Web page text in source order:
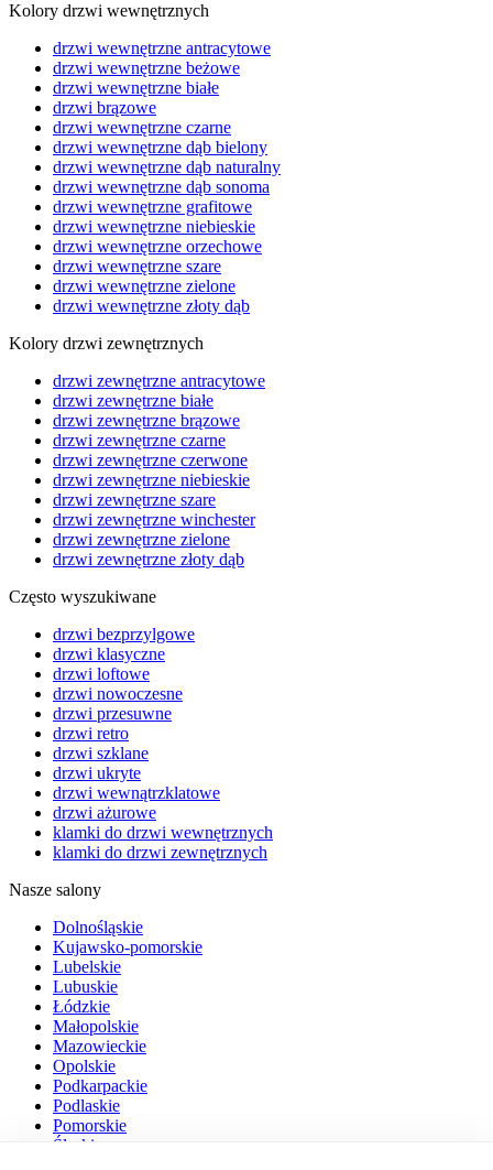
Kolory drzwi wewnętrznych
drzwi wewnętrzne antracytowe
drzwi wewnętrzne beżowe
drzwi wewnętrzne białe
drzwi brązowe
drzwi wewnętrzne czarne
drzwi wewnętrzne dąb bielony
drzwi wewnętrzne dąb naturalny
drzwi wewnętrzne dąb sonoma
drzwi wewnętrzne grafitowe
drzwi wewnętrzne niebieskie
drzwi wewnętrzne orzechowe
drzwi wewnętrzne szare
drzwi wewnętrzne zielone
drzwi wewnętrzne złoty dąb
Kolory drzwi zewnętrznych
drzwi zewnętrzne antracytowe
drzwi zewnętrzne białe
drzwi zewnętrzne brązowe
drzwi zewnętrzne czarne
drzwi zewnętrzne czerwone
drzwi zewnętrzne niebieskie
drzwi zewnętrzne szare
drzwi zewnętrzne winchester
drzwi zewnętrzne zielone
drzwi zewnętrzne złoty dąb
Często wyszukiwane
drzwi bezprzylgowe
drzwi klasyczne
drzwi loftowe
drzwi nowoczesne
drzwi przesuwne
drzwi retro
drzwi szklane
drzwi ukryte
drzwi wewnątrzklatowe
drzwi ażurowe
klamki do drzwi wewnętrznych
klamki do drzwi zewnętrznych
Nasze salony
Dolnośląskie
Kujawsko-pomorskie
Lubelskie
Lubuskie
Łódzkie
Małopolskie
Mazowieckie
Opolskie
Podkarpackie
Podlaskie
Pomorskie
Śląskie